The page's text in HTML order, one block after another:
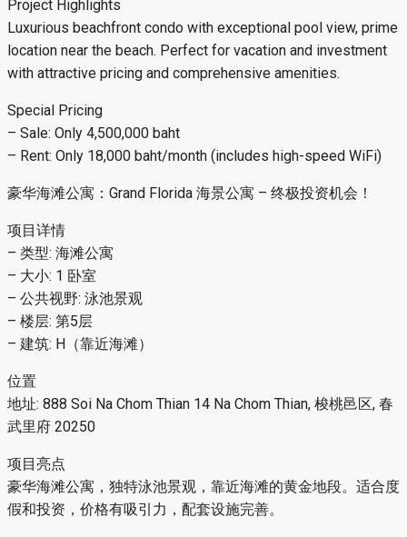
Project Highlights
Luxurious beachfront condo with exceptional pool view, prime
location near the beach. Perfect for vacation and investment
with attractive pricing and comprehensive amenities.
Special Pricing
– Sale: Only 4,500,000 baht
– Rent: Only 18,000 baht/month (includes high-speed WiFi)
豪华海滩公寓：Grand Florida 海景公寓 – 终极投资机会！
项目详情
– 类型: 海滩公寓
– 大小: 1 卧室
– 公共视野: 泳池景观
– 楼层: 第5层
– 建筑: H（靠近海滩）
位置
地址: 888 Soi Na Chom Thian 14 Na Chom Thian, 梭桃邑区, 春
武里府 20250
项目亮点
豪华海滩公寓，独特泳池景观，靠近海滩的黄金地段。适合度
假和投资，价格有吸引力，配套设施完善。